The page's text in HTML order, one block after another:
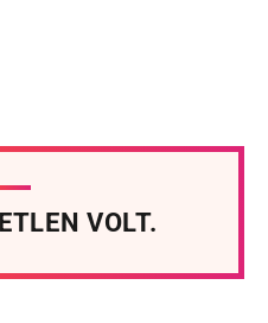
VOLT.